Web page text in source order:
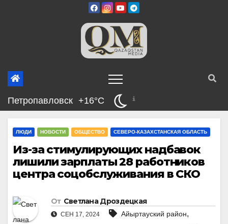
Петропавловск +16°C
ЛЮДИ НОВОСТИ ОБЩЕСТВО СЕВЕРО-КАЗАХСТАНСКАЯ ОБЛАСТЬ
Из-за стимулирующих надбавок
лишили зарплаты 28 работников
центра соцобслуживания в СКО
От Светлана Дроздецкая
СЕН 17, 2024 Айыртауский район,